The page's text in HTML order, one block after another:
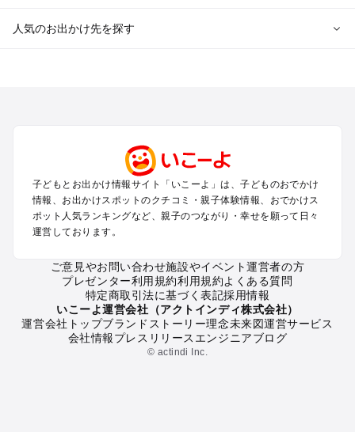
人気のお出かけ先を探す
関西のプールおでかけ
中国･四国のプールおでかけ
九州･沖縄のプールおでかけ
定番お出かけスポット
バーベキュー
牧場
子どもとお出かけ情報サイト「いこーよ」は、子どものおでかけ
情報、お出かけスポットのクチコミ・親子体験情報、おでかけス
ポット人気ランキングなど、親子のつながり・幸せを願って日々
運営しております。
ご意見やお問い合わせ施設やイベント運営者の方
プレゼンター利用規約利用規約よくある質問
特定商取引法に基づく表記採用情報
いこーよ運営会社（アクトインディ株式会社）
運営会社トップブランドストーリー理念未来図運営サービス
会社情報プレスリリース エンジニアブログ
© actindi Inc.